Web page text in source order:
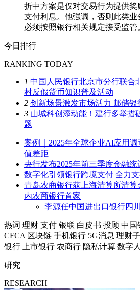
折中方案是仅对交易行为提供
支付利息。他强调，否则此类业
必须按照银行相关规定接受监管
今日排行
RANKING TODAY
1 中国人民银行北京市分行联合
村反假货币知识普及活动
2 创新场景激发市场活力 邮储
3 山城科创添动能！建行多举措
题
案例｜2025年全球企业AI应用
值差距
央行发布2025年前三季度金融
数字化引领银行跨境支付 全力
青岛农商银行获上海清算所清
内农商银行首家
李源任中国进出口银行四
热词 理财 支付 银联 白皮书 投顾 中国
CFCA 区块链 手机银行 5G消息 理财
银行
上市银行 农商行 隐私计算 数字
研究
RESEARCH